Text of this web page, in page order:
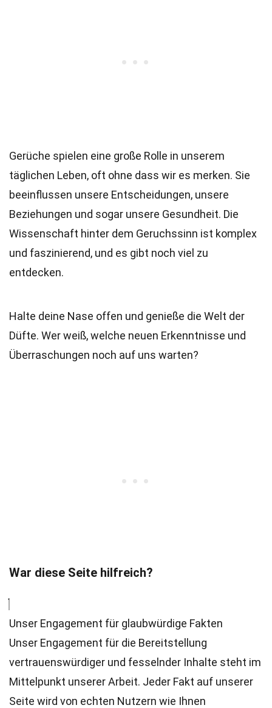
Gerüche spielen eine große Rolle in unserem
täglichen Leben, oft ohne dass wir es merken. Sie
beeinflussen unsere Entscheidungen, unsere
Beziehungen und sogar unsere Gesundheit. Die
Wissenschaft hinter dem Geruchssinn ist komplex
und faszinierend, und es gibt noch viel zu
entdecken.
Halte deine Nase offen und genieße die Welt der
Düfte. Wer weiß, welche neuen Erkenntnisse und
Überraschungen noch auf uns warten?
War diese Seite hilfreich?
Unser Engagement für glaubwürdige Fakten
Unser Engagement für die Bereitstellung
vertrauenswürdiger und fesselnder Inhalte steht im
Mittelpunkt unserer Arbeit. Jeder Fakt auf unserer
Seite wird von echten Nutzern wie Ihnen